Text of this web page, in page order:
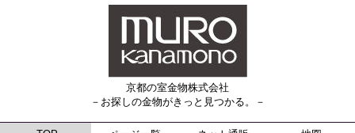
京都の室金物株式会社
－お探しの金物がきっと見つかる。－